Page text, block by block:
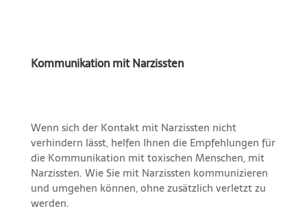
Kommunikation mit Narzissten
Wenn sich der Kontakt mit Narzissten nicht
verhindern lässt, helfen Ihnen die Empfehlungen für
die Kommunikation mit toxischen Menschen, mit
Narzissten. Wie Sie mit Narzissten kommunizieren
und umgehen können, ohne zusätzlich verletzt zu
werden.